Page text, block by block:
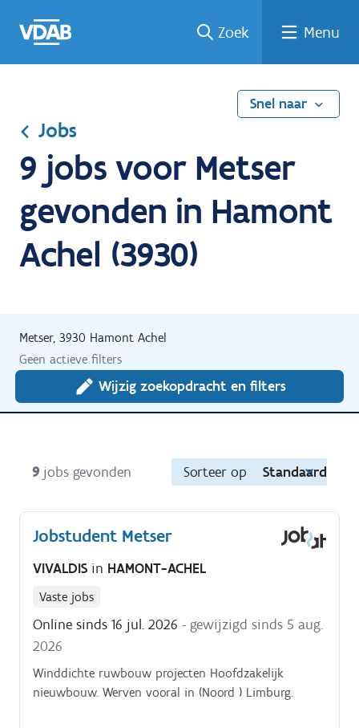
naar
een
een
job
naar
Zoek Menu
Snel naar
Jobs
9 jobs voor Metser
gevonden in Hamont
Achel (3930)
Metser, 3930 Hamont Achel
Geen actieve filters
Wijzig zoekopdracht en filters
9 jobs gevonden Sorteer op Standaard
Jobstudent Metser
VIVALDIS in HAMONT-ACHEL
Vaste jobs
Online sinds 16 jul. 2026 - gewijzigd sinds 5 aug.
2026
Winddichte ruwbouw projecten Hoofdzakelijk
nieuwbouw. Werven vooral in (Noord ) Limburg.